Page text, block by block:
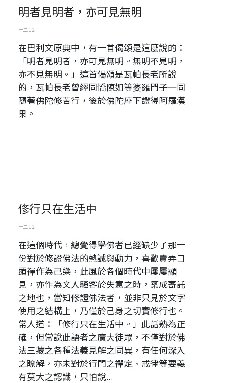
明者見明者，亦可見無明
十二 12
在巴利文原典中，有一首偈頌是這麼說的：
「明者見明者，亦可見無明。無明不見明，
亦不見無明。」這首偈頌是瓦帕長老所說
的，瓦帕長老曾經同憍陳如等婆羅門子一同
隨著佛陀修苦行，後於佛陀座下證得阿羅漢
果。
修行只在生活中
十二 12
在這個時代，總覺得學佛者已經缺少了那一
份對於修證佛法的熱誠與動力，喜歡賣弄口
頭禪作為己樂，此風於各個時代中屢屢顯
見，亦作為文人騷客於失意之時，築成寄託
之地也，當知修證佛法者，並非只見於文字
使用之結構上，乃僅於己身之切實修行也。
常人道：「修行只在生活中。」此話熟為正
確，但常說此語者之廣大徒眾，不僅對於佛
法三藏之各種法義見解之同異，有任何深入
之瞭解，亦未對於行門之禪定、戒律等要義
有莫大之認識，只怕說...